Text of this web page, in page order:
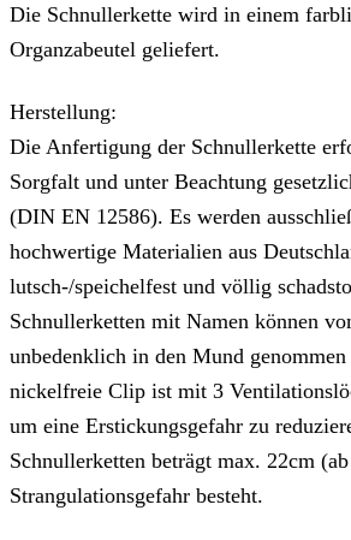
Die Schnullerkette wird in einem
Organzabeutel geliefert.
Herstellung:
Die Anfertigung der Schnullerkette
Sorgfalt und unter Beachtung
(DIN EN 12586). Es werden
hochwertige Materialien aus
lutsch-/speichelfest und völlig
Schnullerketten mit Namen können
unbedenklich in den Mund
nickelfreie Clip ist mit 3
um eine Erstickungsgefahr zu
Schnullerketten beträgt max. 22cm
Strangulationsgefahr besteht.